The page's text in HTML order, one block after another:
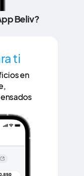
Beliv?
ti
en